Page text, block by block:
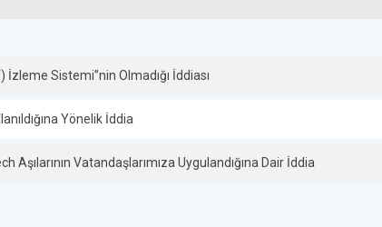
Sistemi”nin Olmadığı İddiası
Yönelik İddia
Vatandaşlarımıza Uygulandığına Dair İddia